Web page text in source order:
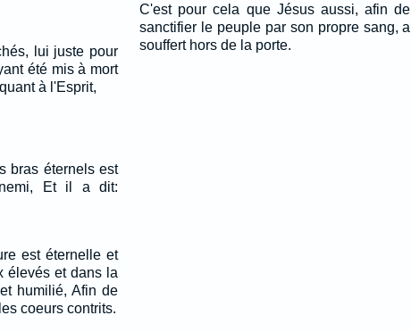
lui juste pour
été mis à mort
à l'Esprit,
bras éternels est
Et il a dit:
est éternelle et
élevés et dans la
humilié, Afin de
coeurs contrits.
C'est pour cela que Jésus aussi, afin de
sanctifier le peuple par son propre sang, a
souffert hors de la porte.